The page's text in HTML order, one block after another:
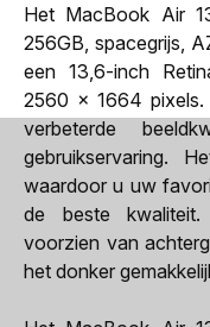
Het MacBook Air
256GB, spacegrijs,
een 13,6-inch
2560 x 1664
verbeterde
gebruikservaring.
waardoor u uw
de beste
voorzien van
het donker